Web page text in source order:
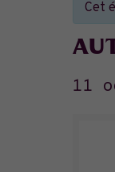
Cet
11